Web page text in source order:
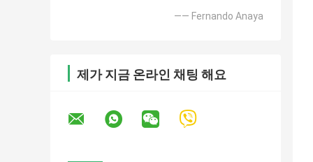
—— Fernando Anaya
제가 지금 온라인 채팅 해요